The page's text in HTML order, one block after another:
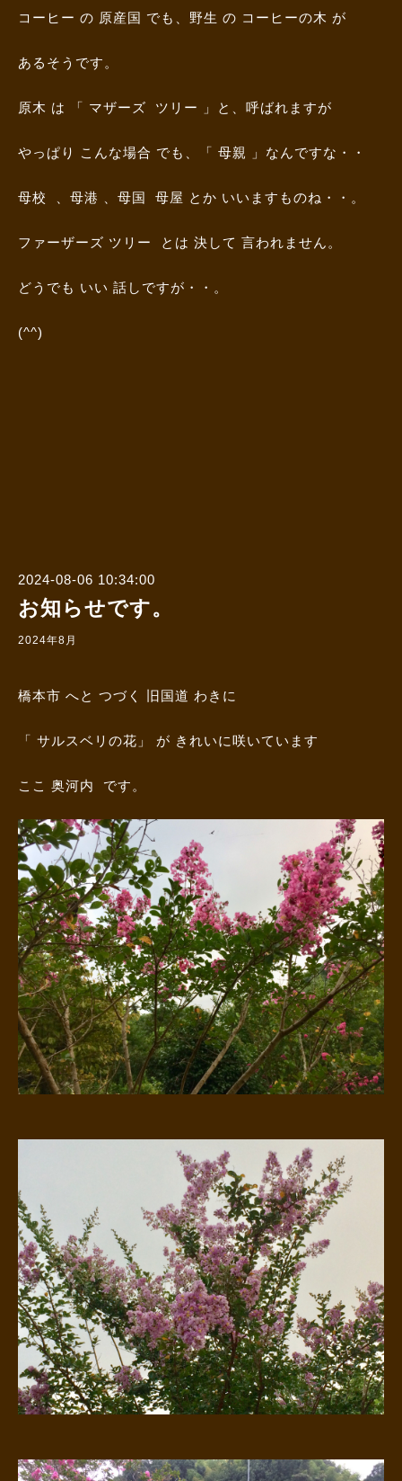
コーヒー の 原産国 でも、野生 の コーヒーの木 が
あるそうです。
原木 は 「 マザーズ ツリー 」と、呼ばれますが
やっぱり こんな場合 でも、「 母親 」なんですな・・
母校 、母港 、母国 母屋 とか いいますものね・・。
ファーザーズ ツリー とは 決して 言われません。
どうでも いい 話しですが・・。
(^^)
2024-08-06 10:34:00
お知らせです。
2024年8月
橋本市 へと つづく 旧国道 わきに
「 サルスベリの花」 が きれいに咲いています
ここ 奥河内 です。